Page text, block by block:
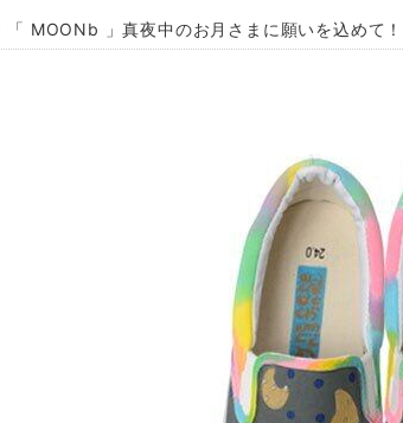
「 MOONb 」真夜中のお月さまに願いを込めて